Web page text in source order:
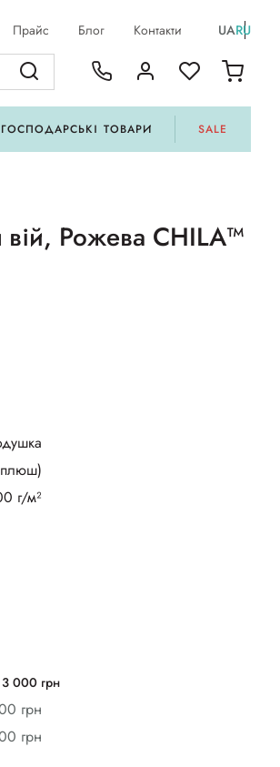
Прайс Блог Контакти UARU
ГОСПОДАРСЬКІ ТОВАРИ SALE
Рожева CHILA™
г/м²
3 000 грн
грн
грн